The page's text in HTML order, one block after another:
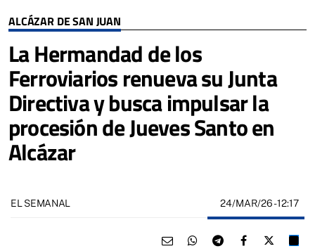
ALCÁZAR DE SAN JUAN
La Hermandad de los
Ferroviarios renueva su Junta
Directiva y busca impulsar la
procesión de Jueves Santo en
Alcázar
EL SEMANAL 24/MAR/26- 12:17